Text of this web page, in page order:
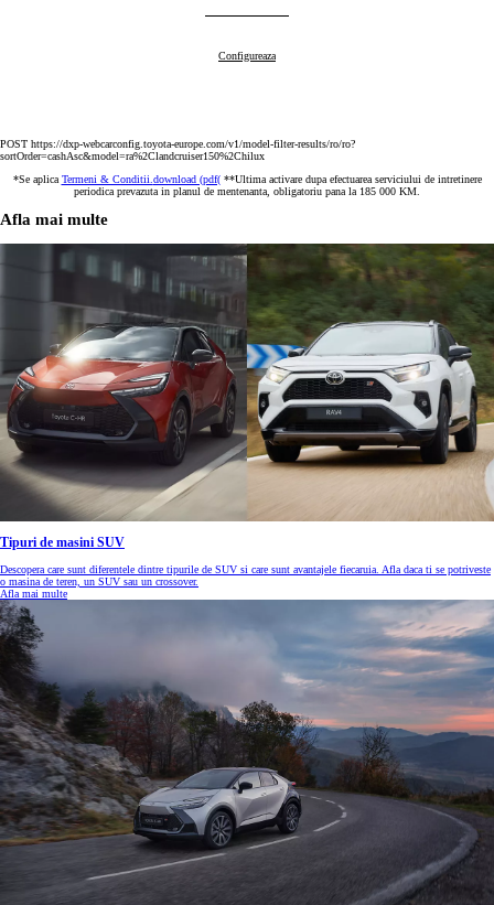
Land Cruiser 250
Configureaza
POST https://dxp-webcarconfig.toyota-europe.com/v1/model-filter-results/ro/ro?
sortOrder=cashAsc&model=ra%2Clandcruiser150%2Chilux
*Se aplica Termeni & Conditii. download (pdf(**Ultima activare dupa efectuarea serviciului de intretinere
periodica prevazuta in planul de mentenanta, obligatoriu pana la 185 000 KM.
Afla mai multe
Tipuri de masini SUV
Descopera care sunt diferentele dintre tipurile de SUV si care sunt avantajele fiecaruia. Afla daca ti se potriveste
o masina de teren, un SUV sau un crossover.
Afla mai multe